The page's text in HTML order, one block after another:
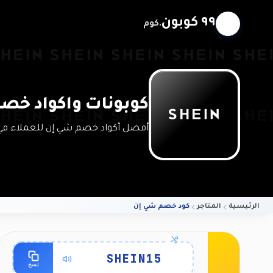
٩٩ كوبون .كوم
كوبونات واكواد
أفضل أكواد خصم شي إن للعملاء في
الرئيسية المتاجر كود خصم شي إن
SHEIN15 نسخ
الشروط والتفاصيل